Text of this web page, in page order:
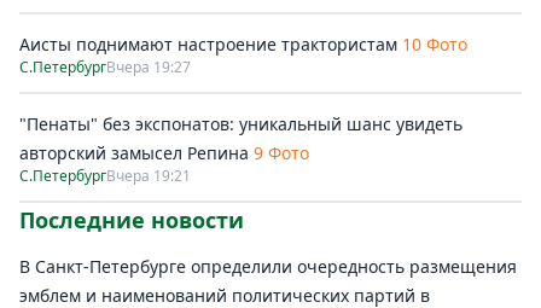
Аисты поднимают настроение трактористам 10 Фото
С.ПетербургВчера 19:27
"Пенаты" без экспонатов: уникальный шанс увидеть
авторский замысел Репина 9 Фото
С.ПетербургВчера 19:21
Последние новости
В Санкт-Петербурге определили очередность размещения
эмблем и наименований политических партий в